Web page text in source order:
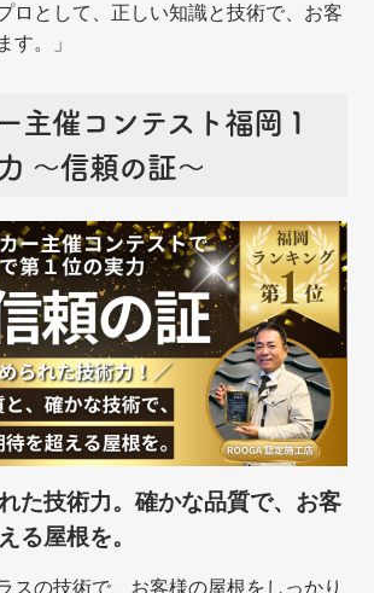
ロとして、正しい知識と技術で、お客
す。」
主催コンテスト福岡１
～信頼の証～
た技術力。確かな品質で、お客
る屋根を。
スの技術で、お客様の屋根をしっかり